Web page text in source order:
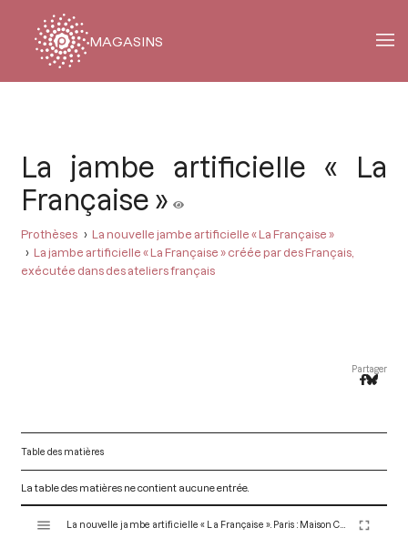
MAGASINS
La jambe artificielle « La
Française »
Prothèses
La nouvelle jambe artificielle « La Française »
La jambe artificielle « La Française » créée par des Français,
exécutée dans des ateliers français
Partager
Table des matières
La table des matières ne contient aucune entrée.